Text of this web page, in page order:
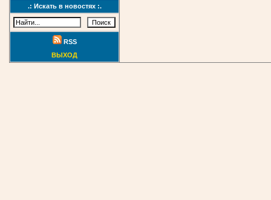
.: Искать в новостях :.
RSS
ВЫХОД